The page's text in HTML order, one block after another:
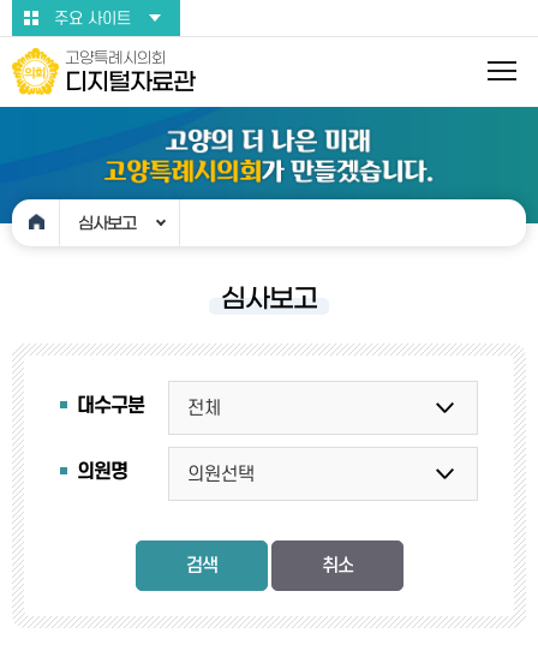
본문바로가기주요 사이트
고양특례시의회
디지털자료관
심사보고
심사보고
대수구분
의원명
검색